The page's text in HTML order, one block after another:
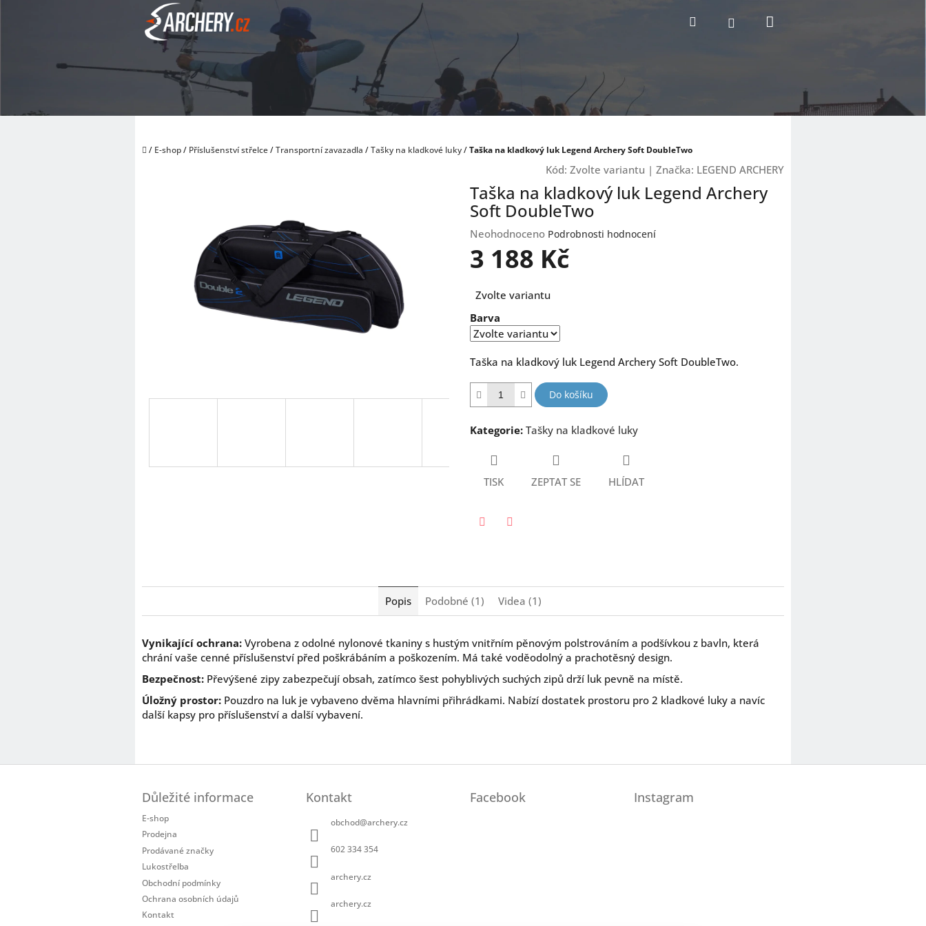
Hledat Přihlášení
Domů
/ E-shop/ Příslušenství střelce/Transportní zavazadla /Tašky na kladkové luky/Taška na kladkový luk Legend Archery Soft DoubleTwo
Kód: Zvolte variantu | Značka: LEGEND ARCHERY
Taška na kladkový luk Legend Archery
Soft DoubleTwo
Průměrné
hodnocení
produktu
0,0
5
hvězdiček.
Neohodnoceno Podrobnosti hodnocení
3 188 Kč
cena:
Zvolte variantu
Barva
Taška na kladkový luk Legend Archery Soft DoubleTwo.
Do košíku
Kategorie: Tašky na kladkové luky
TISK ZEPTAT SE HLÍDAT
Popis Podobné (1) Videa (1)
Vynikající ochrana: Vyrobena z odolné nylonové tkaniny s hustým vnitřním pěnovým polstrováním a podšívkou z bavln, která
chrání vaše cenné příslušenství před poškrábáním a poškozením. Má také voděodolný a prachotěsný design.
Bezpečnost: Převýšené zipy zabezpečují obsah, zatímco šest pohyblivých suchých zipů drží luk pevně na místě.
Úložný prostor: Pouzdro na luk je vybaveno dvěma hlavními přihrádkami. Nabízí dostatek prostoru pro 2 kladkové luky a navíc
další kapsy pro příslušenství a další vybavení.
Důležité informace
E-shop
Prodejna
Prodávané značky
Lukostřelba
Obchodní podmínky
Ochrana osobních údajů
Kontakt
Kontakt
obchod@archery.cz
602 334 354
archery.cz
archery.cz
Facebook Instagram